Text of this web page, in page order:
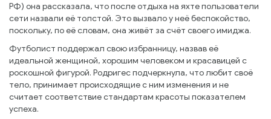
РФ) она рассказала, что после отдыха на яхте пользователи
сети назвали её толстой. Это вызвало у неё беспокойство,
поскольку, по её словам, она живёт за счёт своего имиджа.
Футболист поддержал свою избранницу, назвав её
идеальной женщиной, хорошим человеком и красавицей с
роскошной фигурой. Родригес подчеркнула, что любит своё
тело, принимает происходящие с ним изменения и не
считает соответствие стандартам красоты показателем
успеха.